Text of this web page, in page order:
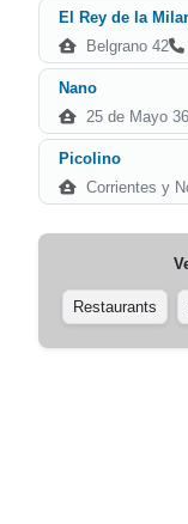
El Rey de la
Belgrano 42
Nano
25 de Mayo
Picolino
Corrientes y
Restaurants